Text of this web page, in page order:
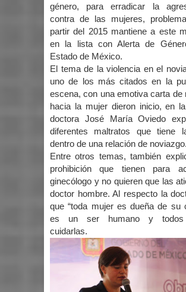
género, para erradicar la
contra de las mujeres,
partir del 2015 mantiene a este
en la lista con Alerta de
Estado de México.
El tema de la violencia en el
uno de los más citados en la
escena, con una emotiva carta de
hacia la mujer dieron inicio, en
doctora José María Oviedo
diferentes maltratos que tiene
dentro de una relación de noviazgo.
Entre otros temas, también
prohibición que tienen para
ginecólogo y no quieren que las
doctor hombre. Al respecto la
que “toda mujer es dueña de su
es un ser humano y todos
cuidarlas.